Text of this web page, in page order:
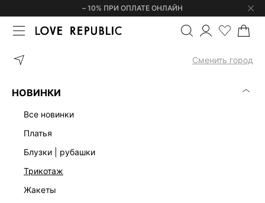
– 10% ПРИ ОПЛАТЕ ОНЛАЙН
Сменить город
НОВИНКИ
все новинки
платья
блузки | рубашки
трикотаж
жакеты
ГЛАВНАЯ ШИФОНОВАЯ